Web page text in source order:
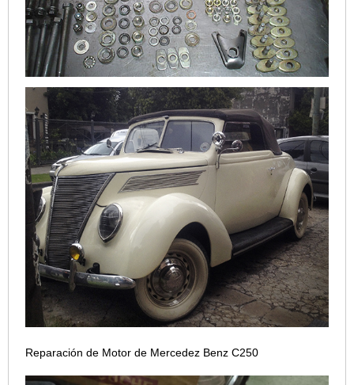
Reparación de Motor de Mercedez Benz C250